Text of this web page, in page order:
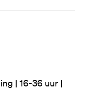
| 16-36 uur |